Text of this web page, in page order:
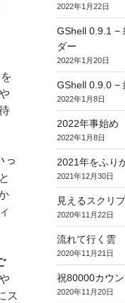
っ
ス
2022年1月22日
GShell 0.9.1 −
ダー
2022年1月20日
GShell 0.9.0 −
2022年1月8日
2022年事始め
2022年1月8日
2021年をふり
2021年12月30日
見えるスクリ
2020年11月22日
流れて行く雲
2020年11月21日
祝80000カウ
2020年11月20日